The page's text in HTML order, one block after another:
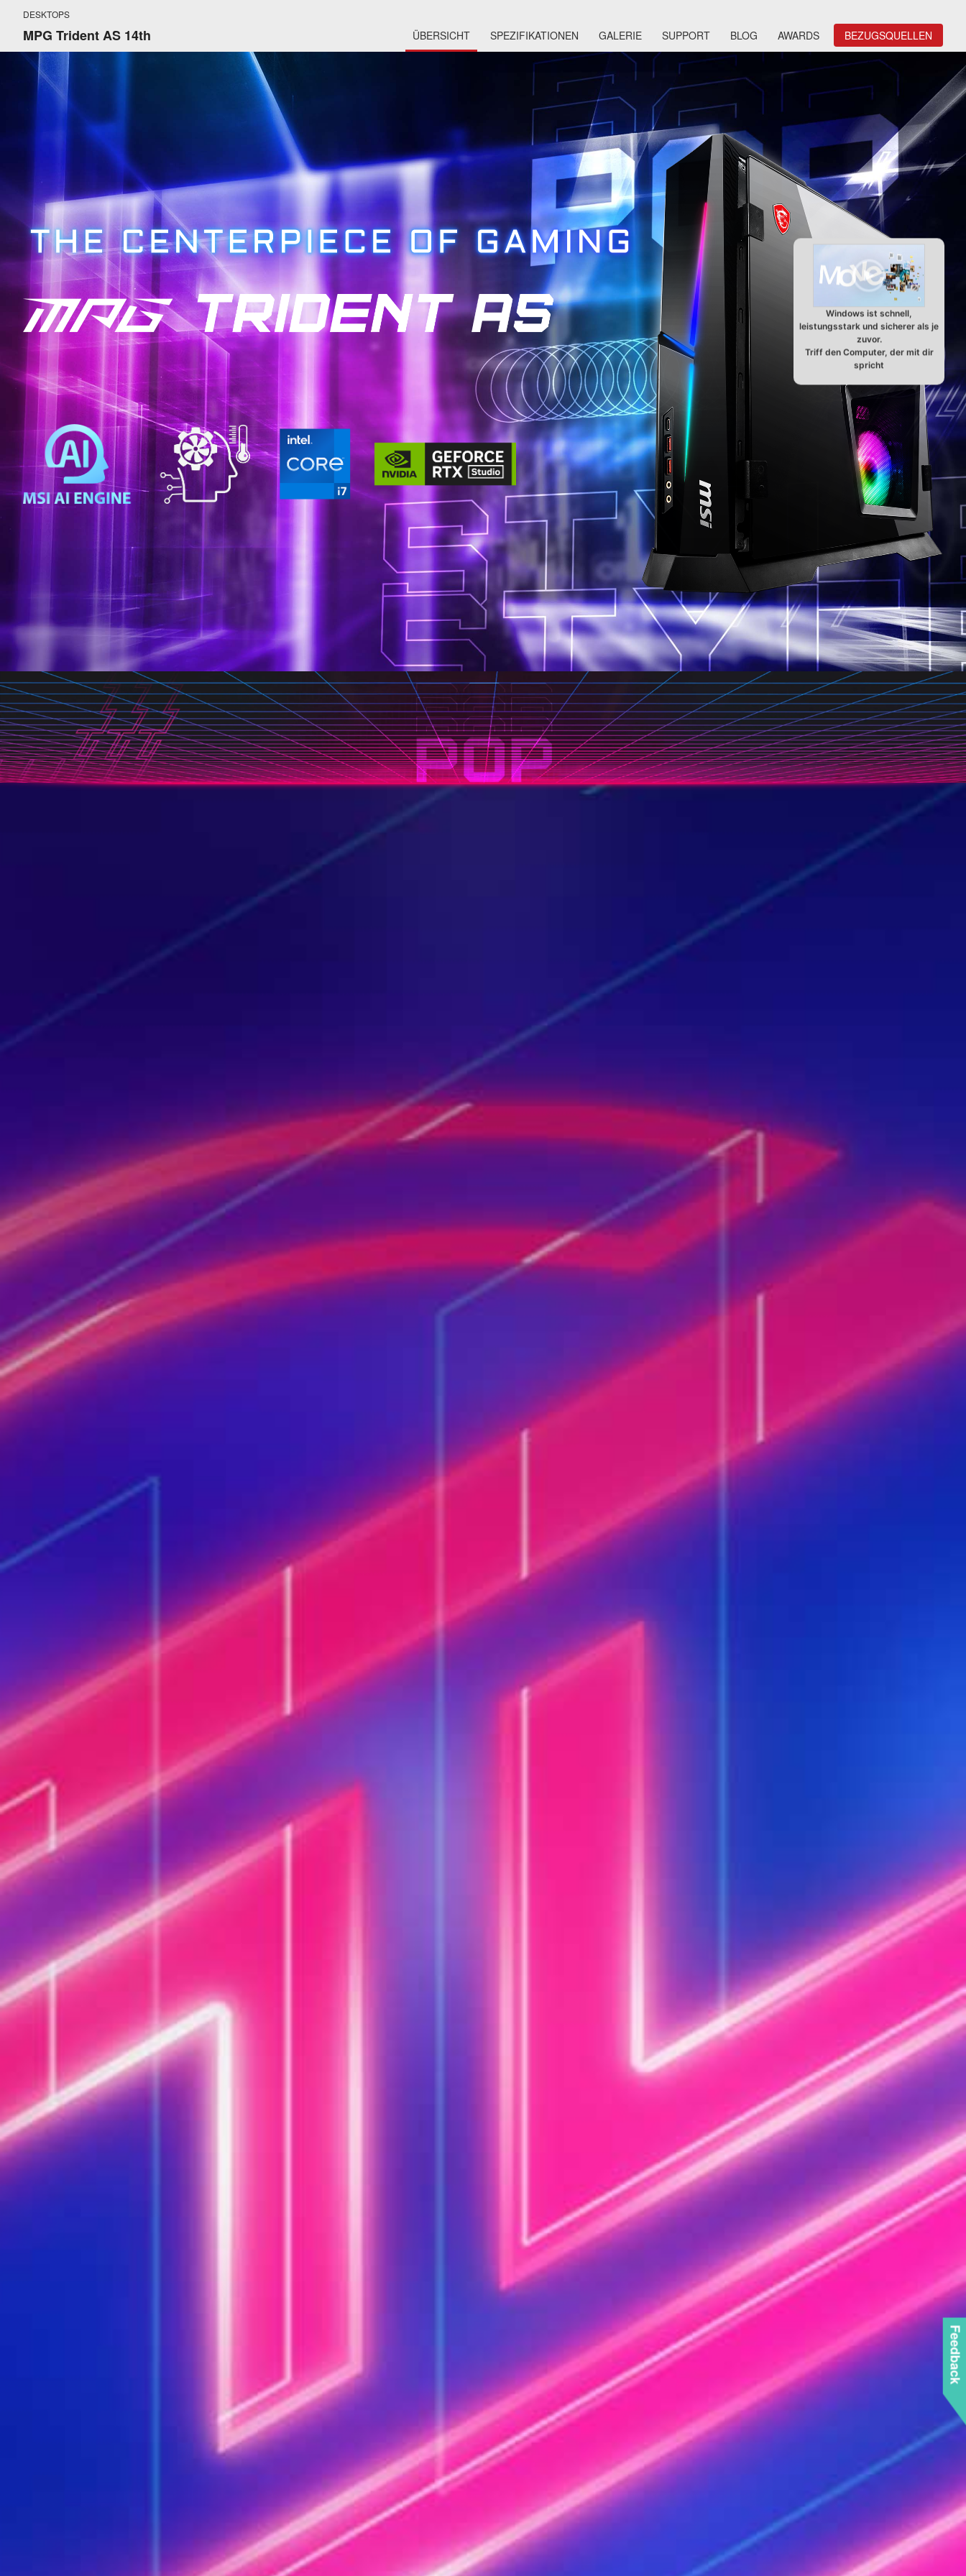
DESKTOPS
MPG Trident AS 14th ÜBERSICHT SPEZIFIKATIONEN GALERIE SUPPORT BLOG AWARDS BEZUGSQUELLEN
Windows ist schnell,
leistungsstark und sicherer als je
zuvor.
Triff den Computer, der mit dir
spricht
Feedback